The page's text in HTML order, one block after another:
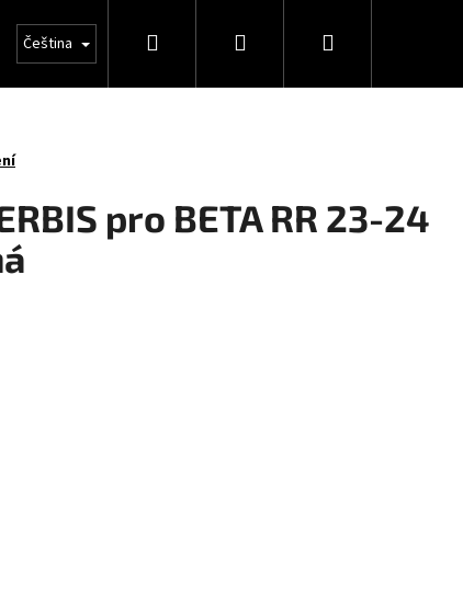
Čeština Hledat PřihlášeníNákupní
pro BETA RR 23-24